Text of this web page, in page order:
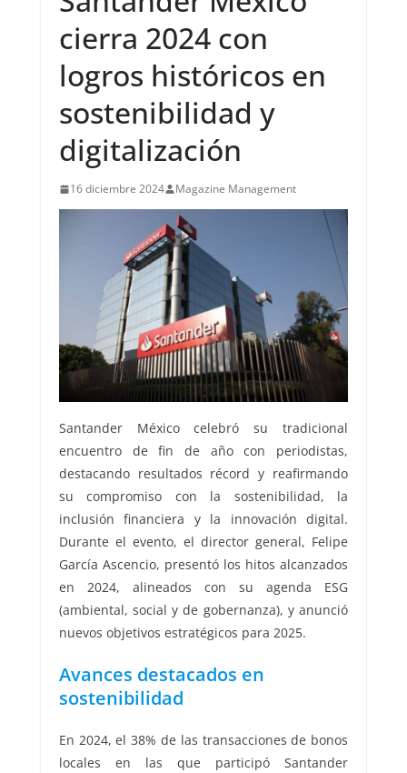
cierra 2024 con
logros históricos en
sostenibilidad y
digitalización
16 diciembre 2024 Magazine Management
Santander México celebró su tradicional
encuentro de fin de año con periodistas,
destacando resultados récord y reafirmando
su compromiso con la sostenibilidad, la
inclusión financiera y la innovación digital.
Durante el evento, el director general, Felipe
García Ascencio, presentó los hitos alcanzados
en 2024, alineados con su agenda ESG
(ambiental, social y de gobernanza), y anunció
nuevos objetivos estratégicos para 2025.
Avances destacados en
sostenibilidad
En 2024, el 38% de las transacciones de bonos
locales en las que participó Santander